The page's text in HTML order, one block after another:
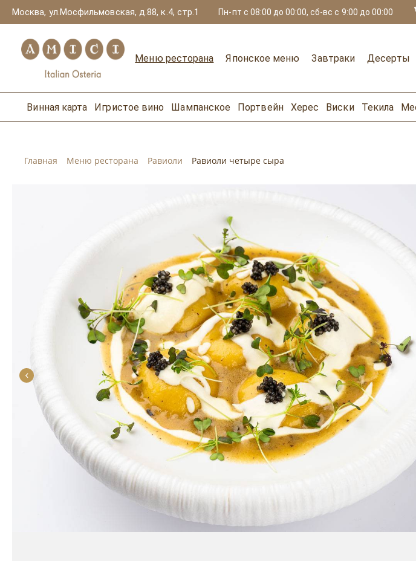
Москва, ул.Мосфильмовская, д.88, к.4, стр.1 Пн-пт с 08:00 до 00:00, сб-вс с 9:00 до 00:00
Меню ресторана Японское меню Завтраки Десерты
Винная карта Игристое вино Шампанское Портвейн Херес Виски Текила
Главная Меню ресторана Равиоли Равиоли четыре сыра